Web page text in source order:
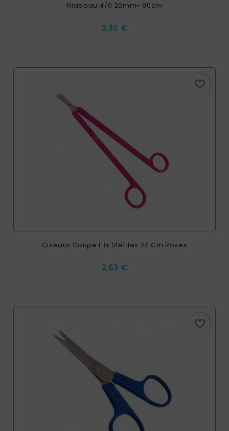
Filapeau 4/0 20mm- 90cm
Prix
3,30 €
favorite_border
Ciseaux Coupe Fils Stériles 22 Cm Roses
Prix
2,63 €
favorite_border